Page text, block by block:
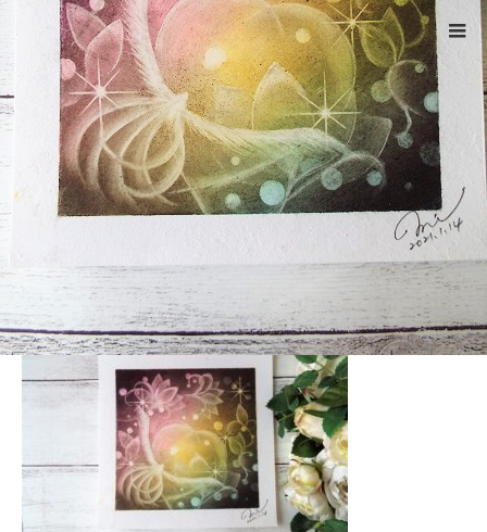
ホーム DSCF4050
Warning: ltrim() expects parameter 1 to be string, object given
/home/xs524725/reiki-kumamoto.com/public_html/wp-
includes/formatting.phpon line4343
DSCF4050